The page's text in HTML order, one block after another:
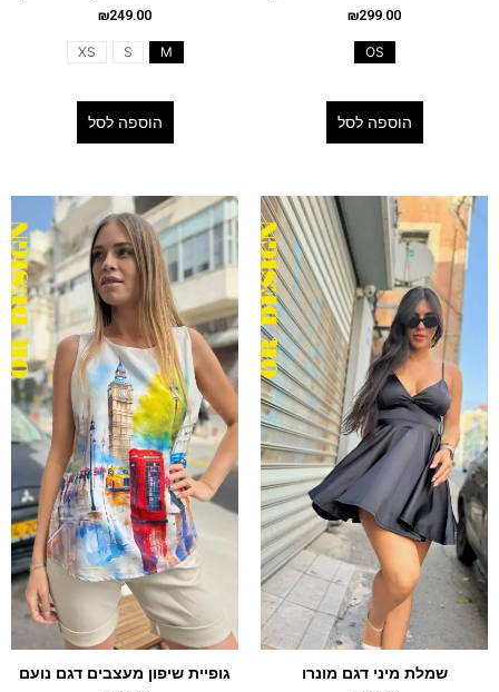
₪299.00
OS
הוספה לסל
₪249.00
M
S
XS
הוספה לסל
שמלת מיני דגם מונרו גופיית שיפון מעצבים דגם נועם